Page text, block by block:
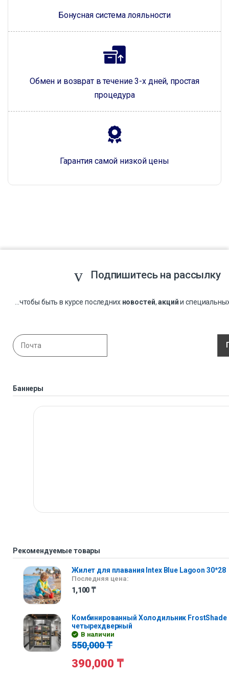
Бонусная система лояльности
Обмен и возврат в течение 3-х дней, простая
процедура
Гарантия самой низкой цены
Подпишитесь на рассылку
...чтобы быть в курсе последних новостей,акцийи
Баннеры
Рекомендуемые товары
Жилет для плавания Intex Blue Lagoon 30*28
Последняя цена:
1,100 ₸
Комбинированный Холодильник FrostShade
четырехдверный
В наличии
550,000₸
390,000 ₸